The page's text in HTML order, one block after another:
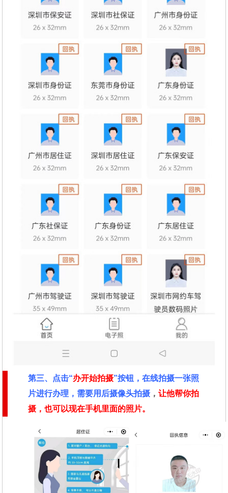
第三、点击“办开始拍摄”按钮，在线拍摄一张照
片进行办理，需要用后摄像头拍摄 ，让他帮你拍
摄，也可以现在手机里面的照片。